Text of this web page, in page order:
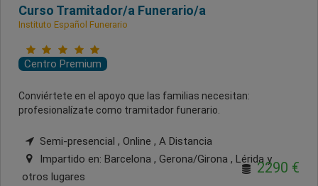
Curso Tramitador/a Funerario/a
Instituto Español Funerario
Centro Premium
Conviértete en el apoyo que las familias necesitan:
profesionalízate como tramitador funerario.
Semi-presencial , Online , A Distancia
Impartido en: Barcelona , Gerona/Girona , Lérida y
otros lugares
2290 €